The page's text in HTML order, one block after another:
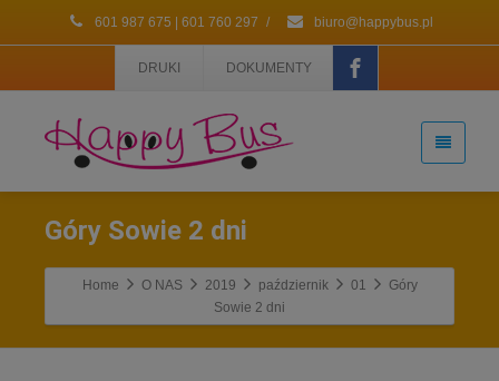
601 987 675 | 601 760 297 / biuro@happybus.pl
DRUKI DOKUMENTY
Góry Sowie 2 dni
Home O NAS 2019 październik 01
Góry
Sowie 2 dni